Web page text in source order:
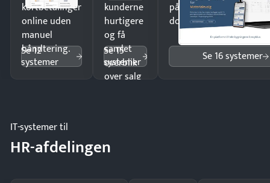
kortbetalinger
online uden
manuel
håndtering.
Se 12
systemer
kunderne
hurtigere
og få
samlet
overblik
over salg
Se 15
systemer
på minutter og mist
dokumenter.
Se 16 systemer
IT-systemer til
HR-afdelingen